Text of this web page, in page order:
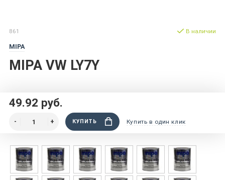
861
MIPA
MIPA VW LY7Y
В наличии
49.92 руб.
КУПИТЬ Купить в один клик